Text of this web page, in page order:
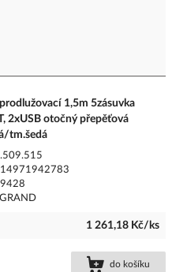
1,5m 5zásuvka
2xUSB otočný přepěťová
tm.šedá
1 261,18 Kč/ks
do košíku